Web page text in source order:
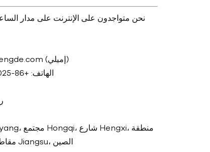
نحن متواجدون على الإنترنت على مدار
البريد الإلكتروني: sales@sinohengde.com (إميلي)
الهاتف: +86-025-89670277، 025-89670577
Jiangning، مدينة Nanjing، مقاطعة Jiangsu، الصين